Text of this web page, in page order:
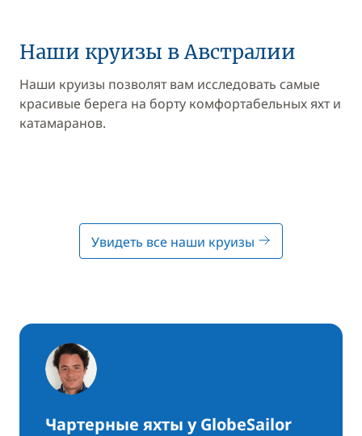
Наши круизы в Австралии
Наши круизы позволят вам исследовать самые
красивые берега на борту комфортабельных яхт и
катамаранов.
Увидеть все наши круизы
Чартерные яхты у GlobeSailor